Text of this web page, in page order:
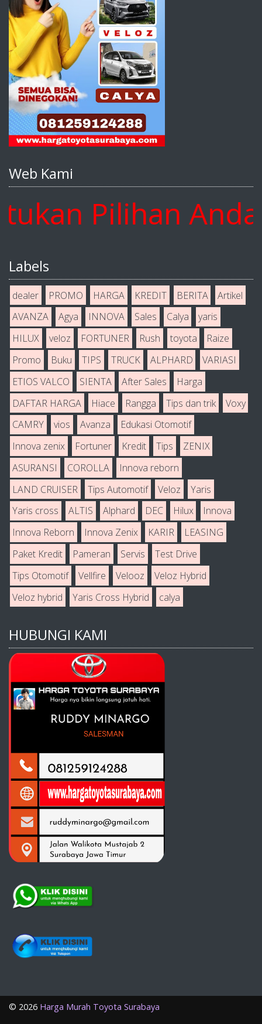
Web Kami
Pilihan Anda
Labels
dealer PROMO HARGA KREDIT BERITA
Artikel
AVANZA
Agya INNOVA Sales Calya
yaris
HILUX
veloz FORTUNER Rush toyota
Raize
Promo
Buku TIPS TRUCK ALPHARD
VARIASI
ETIOS VALCO
SIENTA After Sales
Harga
DAFTAR HARGA
Hiace Rangga Tips dan trik
Voxy
CAMRY
vios Avanza
Edukasi Otomotif
Innova zenix
Fortuner Kredit Tips
ZENIX
ASURANSI
COROLLA
Innova reborn
LAND CRUISER
Tips Automotif Veloz
Yaris
Yaris cross
ALTIS Alphard DEC Hilux
Innova
Innova Reborn
Innova Zenix KARIR
LEASING
Paket Kredit
Pameran Servis
Test Drive
Tips Otomotif
Vellfire Velooz
Veloz Hybrid
Veloz hybrid
Yaris Cross Hybrid calya
HUBUNGI KAMI
© 2026 Harga Murah Toyota Surabaya